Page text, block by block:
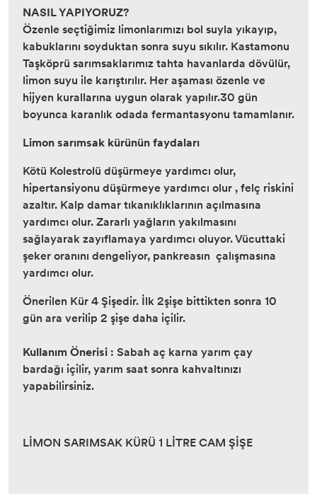
NASIL YAPIYORUZ?
Özenle seçtiğimiz limonlarımızı bol suyla yıkayıp,
kabuklarını soyduktan sonra suyu sıkılır. Kastamonu
Taşköprü sarımsaklarımız tahta havanlarda dövülür,
limon suyu ile karıştırılır. Her aşaması özenle ve
hijyen kurallarına uygun olarak yapılır.30 gün
boyunca karanlık odada fermantasyonu tamamlanır.
Limon sarımsak kürünün faydaları
Kötü Kolestrolü düşürmeye yardımcı olur,
hipertansiyonu düşürmeye yardımcı olur , felç riskini
azaltır. Kalp damar tıkanıklıklarının açılmasına
yardımcı olur. Zararlı yağların yakılmasını
sağlayarak zayıflamaya yardımcı oluyor. Vücuttaki
şeker oranını dengeliyor, pankreasın çalışmasına
yardımcı olur.
Önerilen Kür 4 Şişedir. İlk 2şişe bittikten sonra 10
gün ara verilip 2 şişe daha içilir.
Kullanım Önerisi : Sabah aç karna yarım çay
bardağı içilir, yarım saat sonra kahvaltınızı
yapabilirsiniz.
LİMON SARIMSAK KÜRÜ 1 LİTRE CAM ŞİŞE